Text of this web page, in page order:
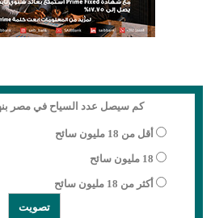
كم سيصل عدد السياح في مصر
أقل من 18 مليون سائح
18 مليون سائح
أكثر من 18 مليون سائح